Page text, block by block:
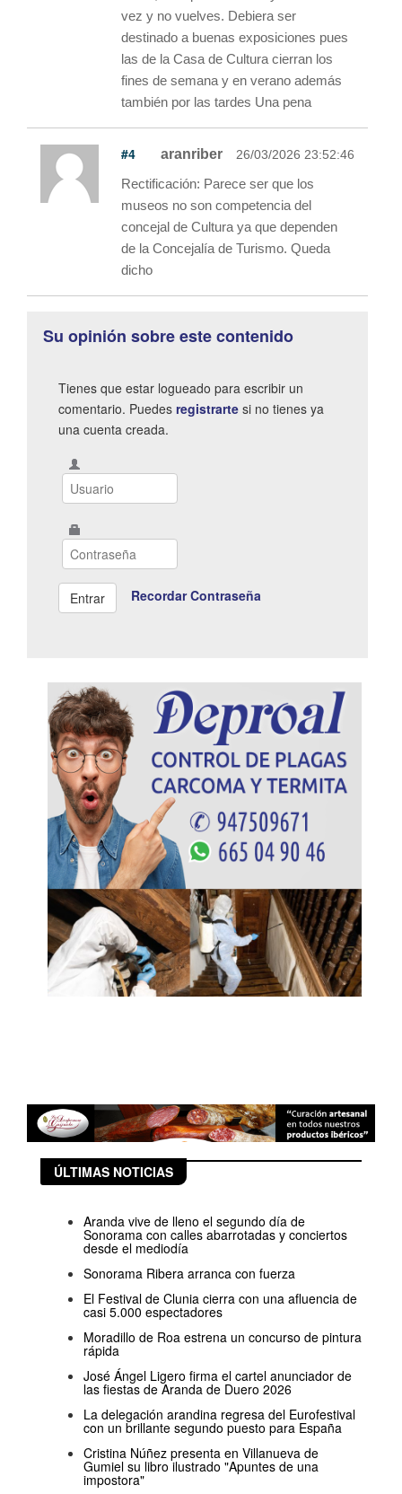
vez y no vuelves. Debiera ser
destinado a buenas exposiciones pues
las de la Casa de Cultura cierran los
fines de semana y en verano además
también por las tardes Una pena
#4 aranriber 26/03/2026 23:52:46
Rectificación: Parece ser que los
museos no son competencia del
concejal de Cultura ya que dependen
de la Concejalía de Turismo. Queda
dicho
Su opinión sobre este contenido
Tienes que estar logueado para escribir un
comentario. Puedes registrarte si no tienes ya
una cuenta creada.
Recordar Contraseña
ÚLTIMAS NOTICIAS
Aranda vive de lleno el segundo día de
Sonorama con calles abarrotadas y conciertos
desde el mediodía
Sonorama Ribera arranca con fuerza
El Festival de Clunia cierra con una afluencia de
casi 5.000 espectadores
Moradillo de Roa estrena un concurso de pintura
rápida
José Ángel Ligero firma el cartel anunciador de
las fiestas de Aranda de Duero 2026
La delegación arandina regresa del Eurofestival
con un brillante segundo puesto para España
Cristina Núñez presenta en Villanueva de
Gumiel su libro ilustrado "Apuntes de una
impostora"